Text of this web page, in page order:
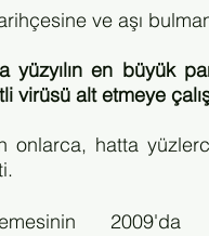
ve aşı
yüzyılın en büyük
virüsü alt etmeye
onlarca, hatta
2009'da